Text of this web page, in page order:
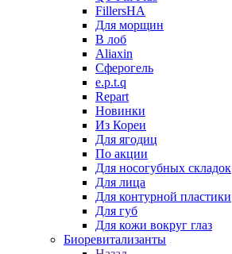
FillersHA
Для морщин
В лоб
Aliaxin
Сферогель
e.p.t.q
Repart
Новинки
Из Кореи
Для ягодиц
По акции
Для носогубных складок
Для лица
Для контурной пластики
Для губ
Для кожи вокруг глаз
Биоревитализанты